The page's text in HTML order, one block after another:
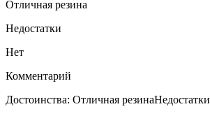
Отличная резина
Недостатки
Нет
Комментарий
Достоинства: Отличная